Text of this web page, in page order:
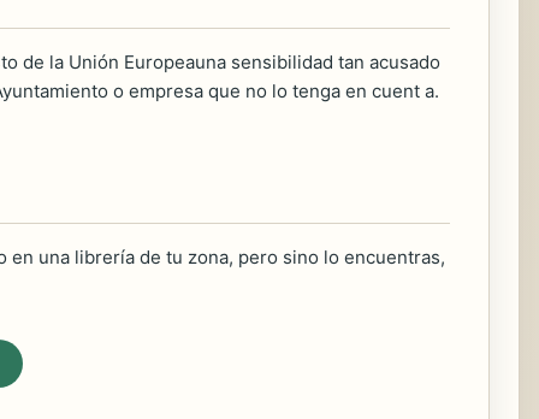
de la Unión Europeauna sensibilidad tan acusado
o empresa que no lo tenga en cuent a.
una librería de tu zona, pero sino lo encuentras,